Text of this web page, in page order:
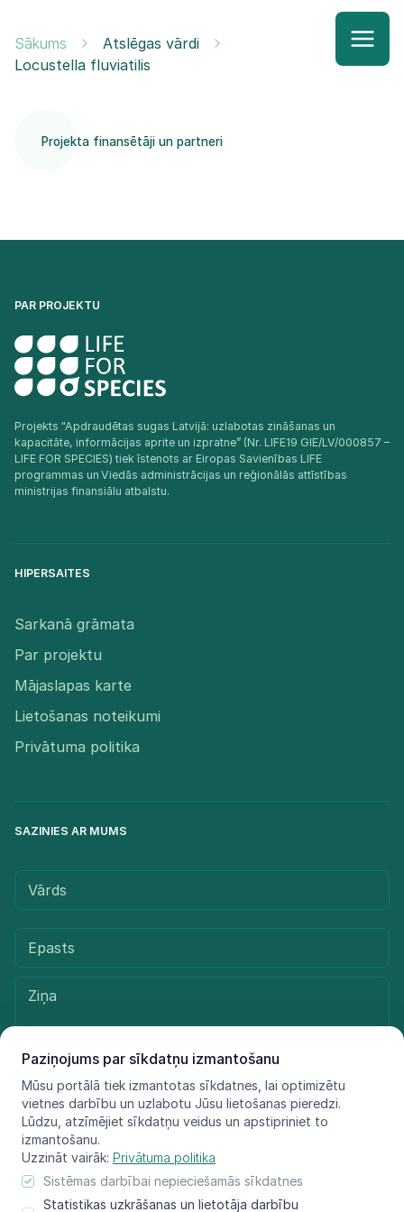
Paziņojums par sīkdatņu izmantošanu
Mūsu portālā tiek izmantotas sīkdatnes, lai optimizētu
vietnes darbību un uzlabotu Jūsu lietošanas pieredzi.
Lūdzu, atzīmējiet sīkdatņu veidus un apstipriniet to
izmantošanu.
Uzzināt vairāk: Privātuma politika
Sistēmas darbībai nepieciešamās sīkdatnes
Statistikas uzkrāšanas un lietotāja darbību
Sākums
Atslēgas vārdi
Locustella fluviatilis
Projekta finansētāji un partneri
PAR PROJEKTU
Projekts "Apdraudētas sugas Latvijā: uzlabotas zināšanas un
kapacitāte, informācijas aprite un izpratne” (Nr. LIFE19 GIE/LV/000857 –
LIFE FOR SPECIES) tiek īstenots ar Eiropas Savienības LIFE
programmas un Viedās administrācijas un reģionālās attīstības
ministrijas finansiālu atbalstu.​
HIPERSAITES
Sarkanā grāmata
Par projektu
Mājaslapas karte
Lietošanas noteikumi
Privātuma politika
SAZINIES AR MUMS
Sūtīt ziņu
© LIFE FOR SPECIES, 2021 - 2025
Informācija atspoguļo tikai projekta LIFE FOR SPECIES īstenotāju